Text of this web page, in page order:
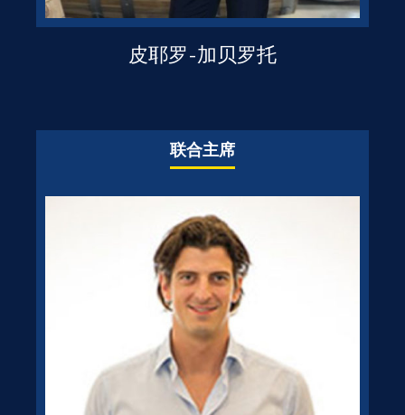
皮耶罗-加贝罗托
联合主席